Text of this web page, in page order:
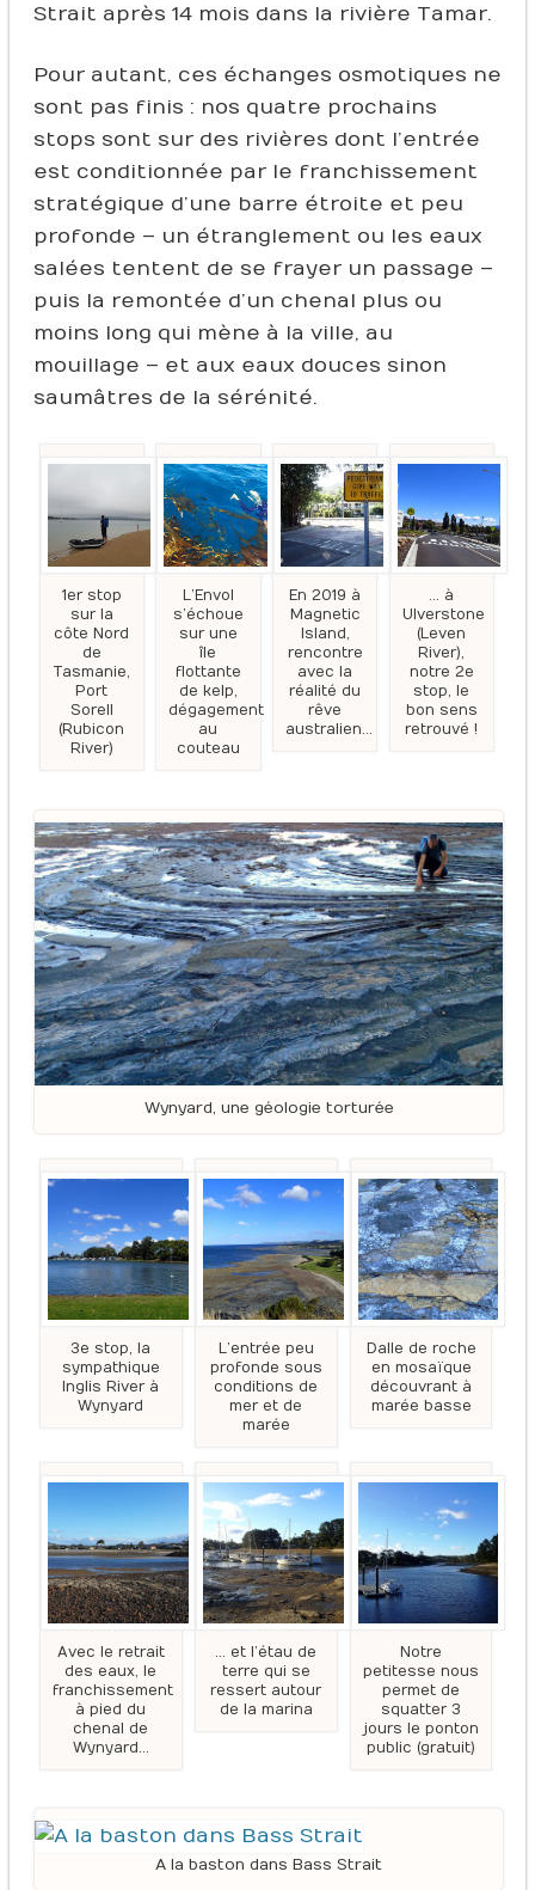
Strait après 14 mois dans la rivière Tamar.
Pour autant, ces échanges osmotiques ne
sont pas finis : nos quatre prochains
stops sont sur des rivières dont l’entrée
est conditionnée par le franchissement
stratégique d’une barre étroite et peu
profonde – un étranglement ou les eaux
salées tentent de se frayer un passage –
puis la remontée d’un chenal plus ou
moins long qui mène à la ville, au
mouillage – et aux eaux douces sinon
saumâtres de la sérénité.
1er stop
sur la
côte Nord
de
Tasmanie,
Port
Sorell
(Rubicon
River)
L’Envol
s’échoue
sur une
île
flottante
de kelp,
dégagement
au
couteau
En 2019 à
Magnetic
Island,
rencontre
avec la
réalité du
rêve
australien…
… à
Ulverstone
(Leven
River),
notre 2e
stop, le
bon sens
retrouvé !
Wynyard, une géologie torturée
3e stop, la
sympathique
Inglis River à
Wynyard
L’entrée peu
profonde sous
conditions de
mer et de
marée
Dalle de roche
en mosaïque
découvrant à
marée basse
Avec le retrait
des eaux, le
franchissement
à pied du
chenal de
Wynyard…
… et l’étau de
terre qui se
ressert autour
de la marina
Notre
petitesse nous
permet de
squatter 3
jours le ponton
public (gratuit)
A la baston dans Bass Strait